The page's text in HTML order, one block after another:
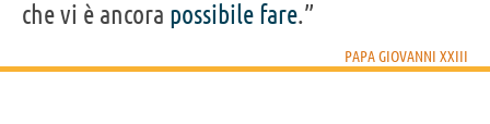
che vi è ancora possibile fare.”
PAPA GIOVANNI XXIII